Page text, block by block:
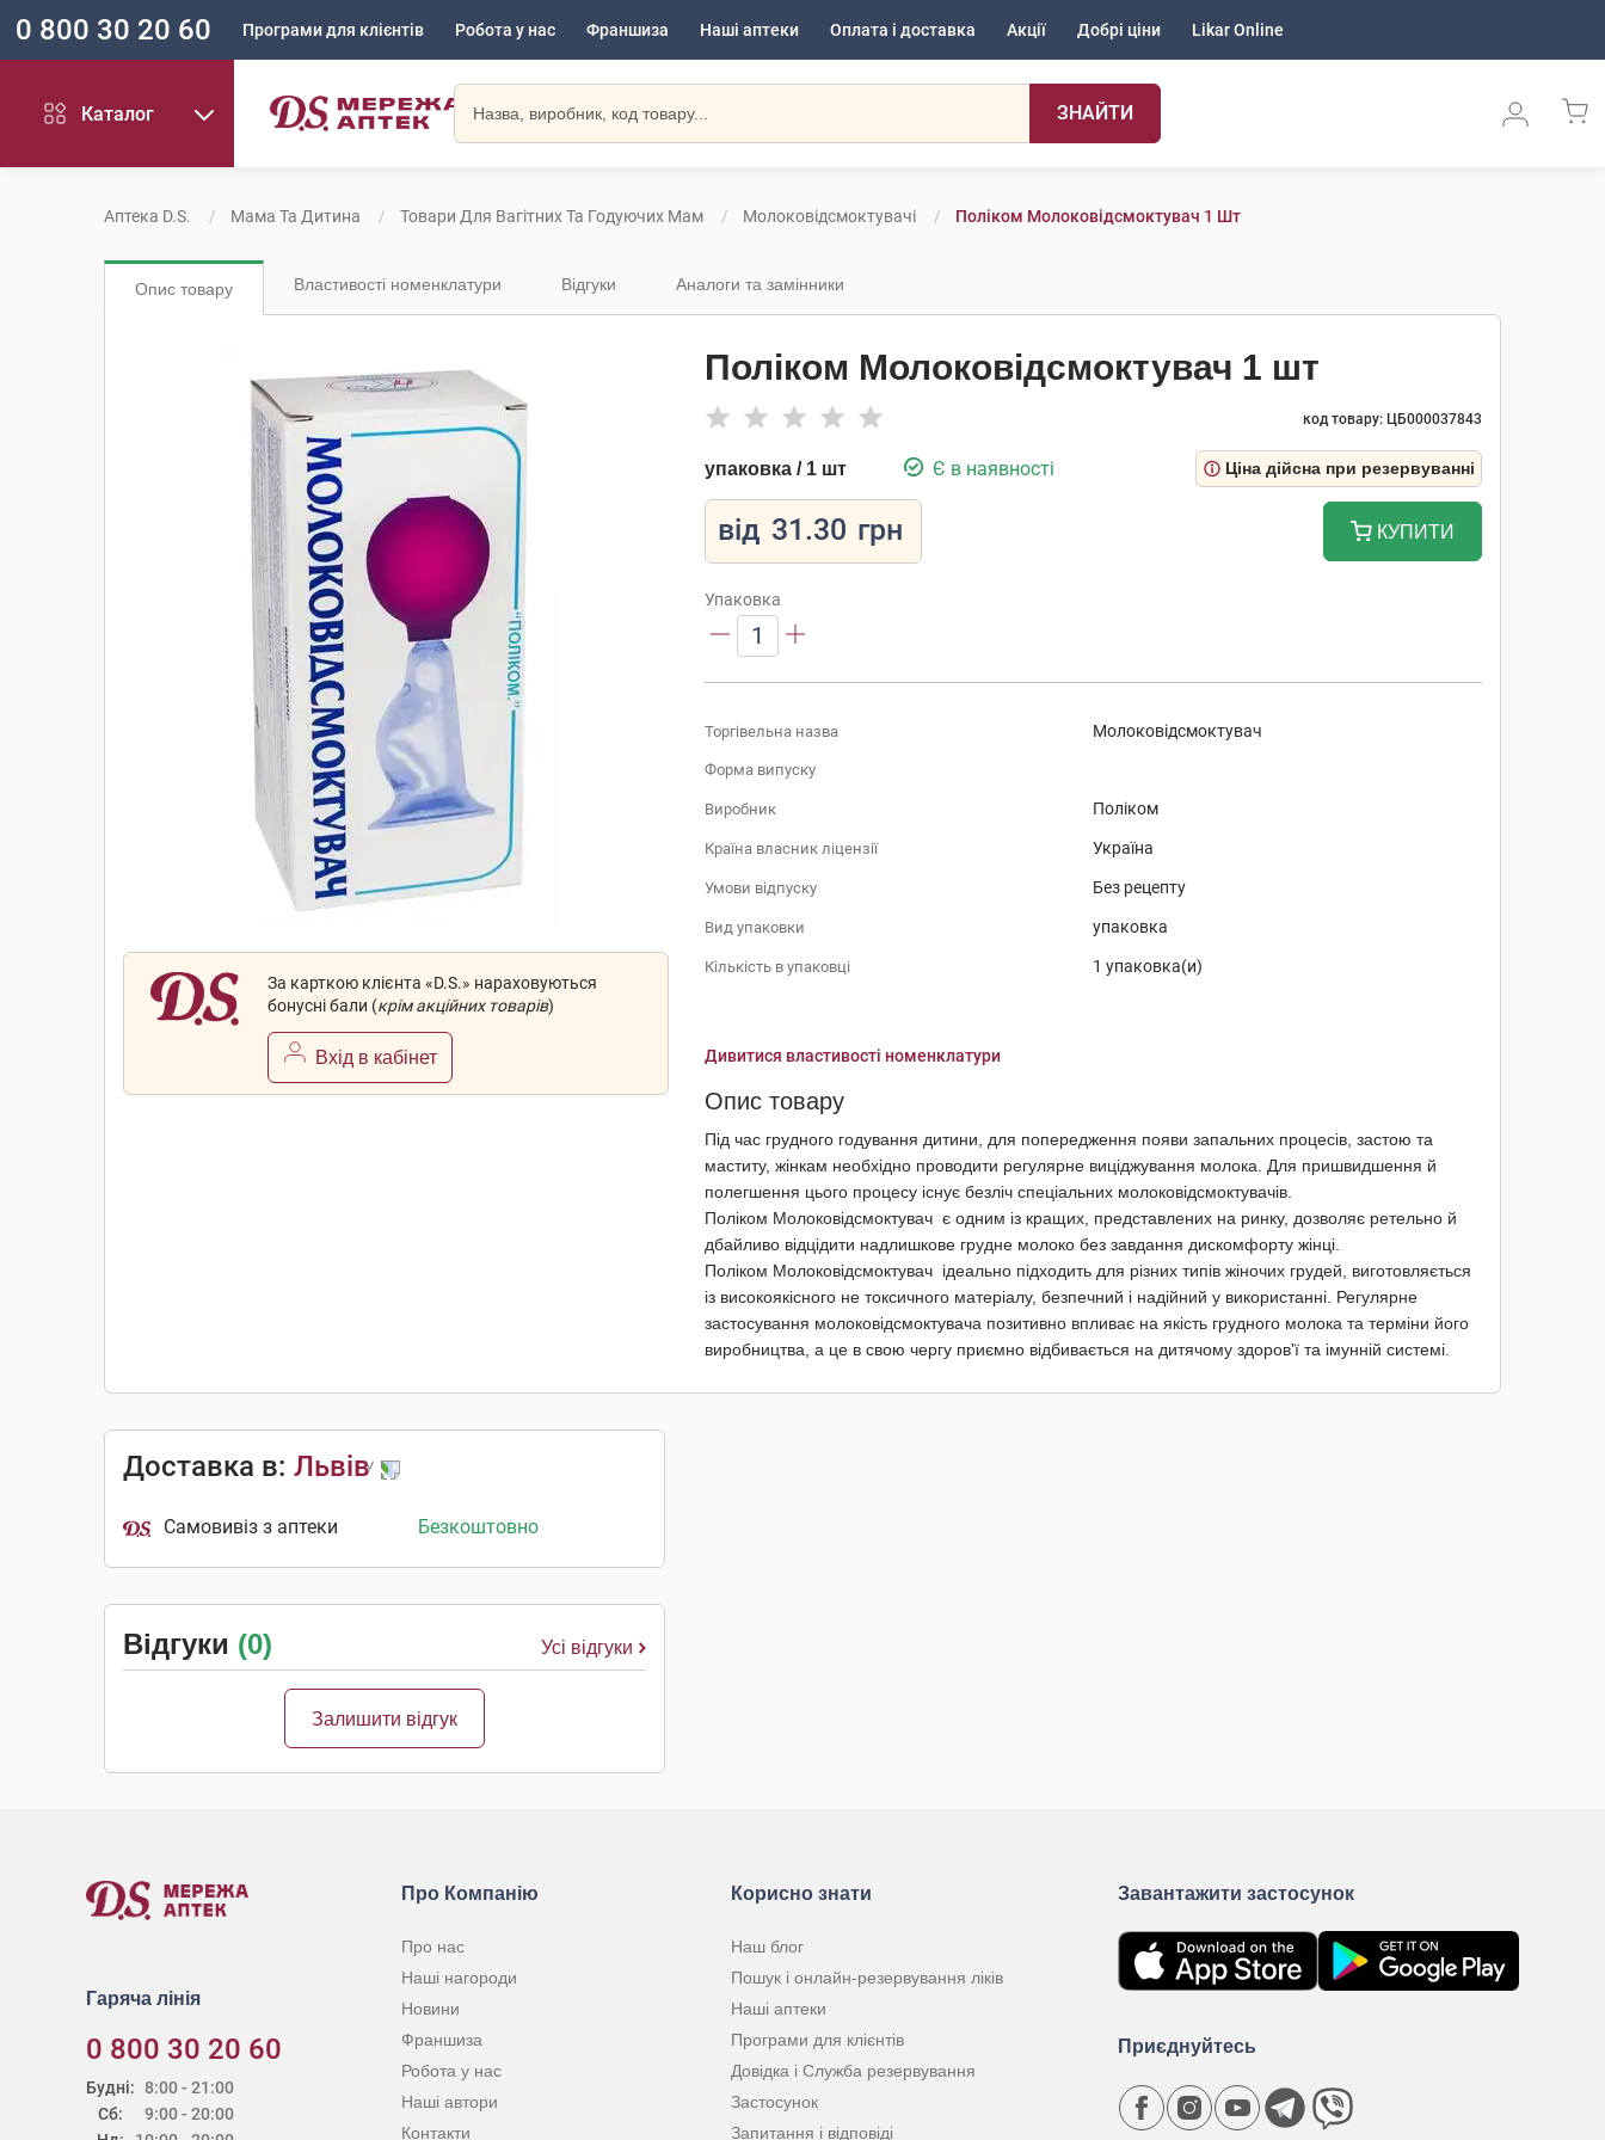
0 800 30 20 60 Програми для клієнтів Робота у нас Франшиза Наші аптеки Оплата і доставка Акції Добрі ціни Likar Online
Каталог ЗНАЙТИ
Аптека D.S. Мама Та Дитина Товари Для Вагітних Та Годуючих Мам Молоковідсмоктувачі Поліком Молоковідсмоктувач 1 Шт
Опис товару Властивості номенклатури Відгуки Аналоги та замінники
За карткою клієнта «D.S.» нараховуються
бонусні бали (крім акційних товарів)
Вхід в кабінет
Поліком Молоковідсмоктувач 1 шт
код товару: ЦБ000037843
упаковка / 1 шт Є в наявності Ціна дійсна при резервуванні
від 31.30 грн КУПИТИ
Упаковка
1
Торгівельна назва Молоковідсмоктувач
Форма випуску
Виробник Поліком
Країна власник ліцензії Україна
Умови відпуску Без рецепту
Вид упаковки упаковка
Кількість в упаковці 1 упаковка(и)
Дивитися властивості номенклатури
Опис товару
Під час грудного годування дитини, для попередження появи запальних процесів, застою та
маститу, жінкам необхідно проводити регулярне виціджування молока. Для пришвидшення й
полегшення цього процесу існує безліч спеціальних молоковідсмоктувачів.
Поліком Молоковідсмоктувач є одним із кращих, представлених на ринку, дозволяє ретельно й
дбайливо відцідити надлишкове грудне молоко без завдання дискомфорту жінці.
Поліком Молоковідсмоктувач ідеально підходить для різних типів жіночих грудей, виготовляється
із високоякісного не токсичного матеріалу, безпечний і надійний у використанні. Регулярне
застосування молоковідсмоктувача позитивно впливає на якість грудного молока та терміни його
виробництва, а це в свою чергу приємно відбивається на дитячому здоров'ї та імунній системі.
Доставка в: Львів
Самовивіз з аптеки Безкоштовно
Відгуки (0) Усі відгуки
Залишити відгук
Гаряча лінія
0 800 30 20 60
Будні:
Сб:
8:00 - 21:00
9:00 - 20:00
Про Компанію
Про нас
Наші нагороди
Новини
Франшиза
Робота у нас
Наші автори
Контакти
Корисно знати
Наш блог
Пошук і онлайн-резервування ліків
Наші аптеки
Програми для клієнтів
Довідка і Служба резервування
Застосунок
Запитання і відповіді
Завантажити застосунок
Приєднуйтесь